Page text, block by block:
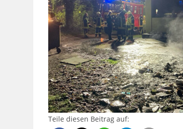
Teile diesen Beitrag auf: